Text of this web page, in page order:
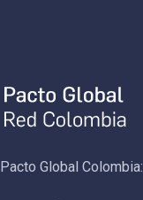
Pacto Global Colombia: